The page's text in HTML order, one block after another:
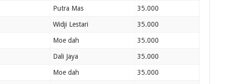
Putra Mas 35.000
Widji Lestari 35.000
Moe dah 35.000
Dali Jaya 35.000
Moe dah 35.000